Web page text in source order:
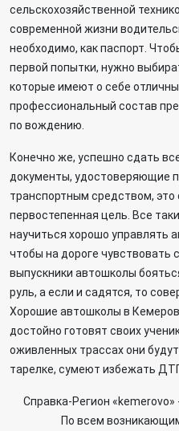
сельскохозяйственной
современной жизни
необходимо, как паспорт.
первой попытки, нужно
которые имеют о себе
профессиональный состав
по вождению.
Конечно же, успешно сдать
документы, удостоверяющие
транспортным средством, это
первостепенная цель. Все
научиться хорошо управлять
чтобы на дороге чувствовать
выпускники автошколы
руль, а если и садятся, то
Хорошие автошколы в
достойно готовят своих
оживленных трассах они
тарелке, сумеют избежать
Справка-Регион «kemerovo»
По всем